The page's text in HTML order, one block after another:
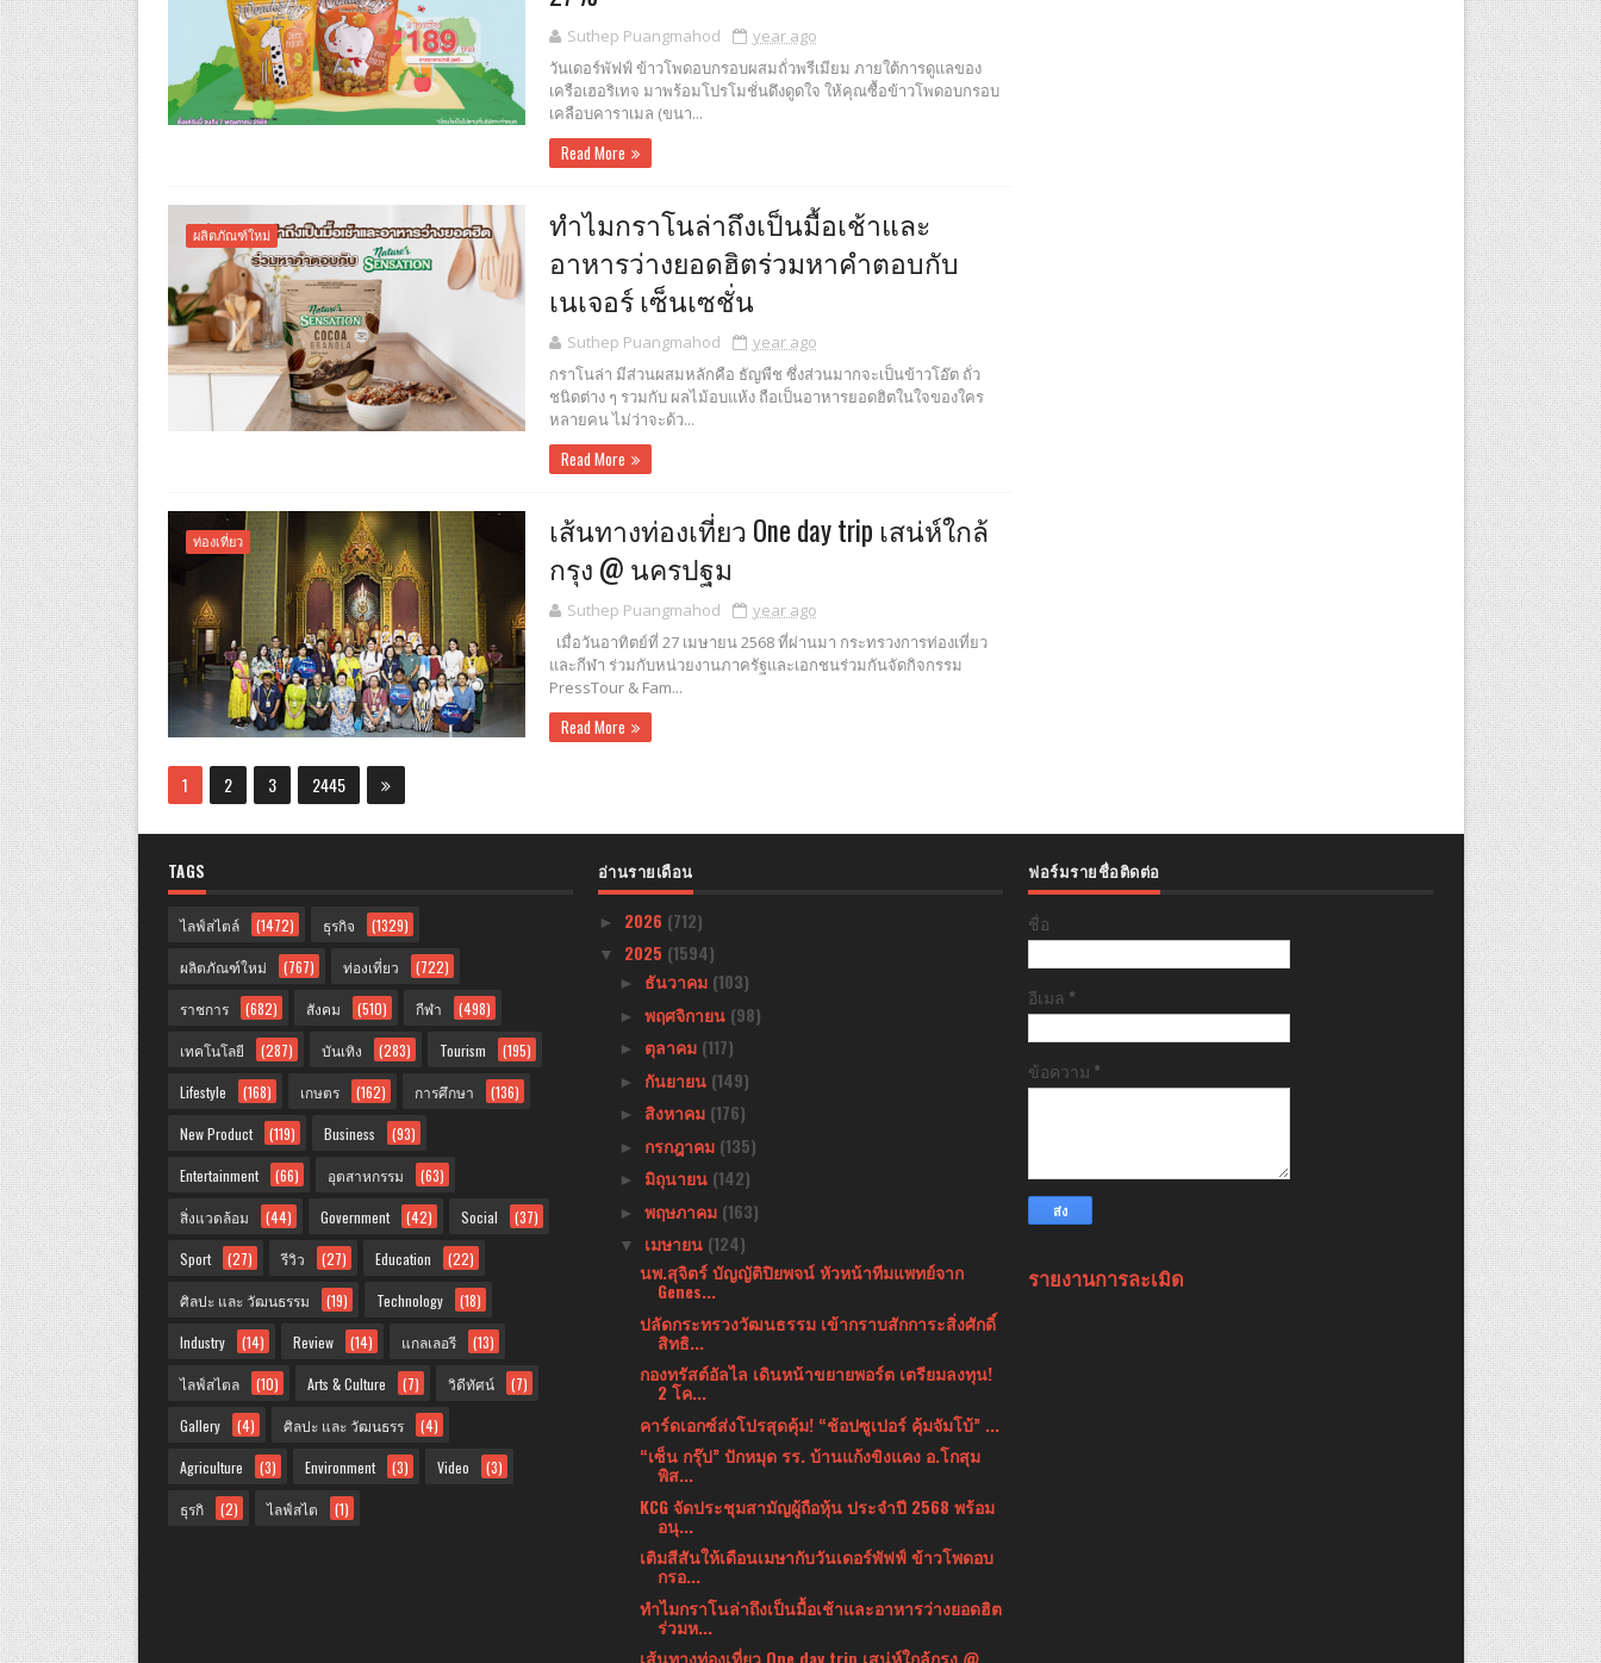
Suthep Puangmahod
year ago
วันเดอร์พัฟฟ์ ข้าวโพดอบกรอบผสมถั่วพรีเมียม ภายใต้การดูแลของ
เครือเฮอริเทจ มาพร้อมโปรโมชั่นดึงดูดใจ ให้คุณซื้อข้าวโพดอบกรอบ
เคลือบคาราเมล (ขนา...
Read More
ผลิตภัณฑ์ใหม่
ทำไมกราโนล่าถึงเป็นมื้อเช้าและ
อาหารว่างยอดฮิตร่วมหาคำตอบกับ
เนเจอร์ เซ็นเซชั่น
Suthep Puangmahod
year ago
กราโนล่า มีส่วนผสมหลักคือ ธัญพืช ซึ่งส่วนมากจะเป็นข้าวโอ๊ต ถั่ว
ชนิดต่าง ๆ รวมกับ ผลไม้อบแห้ง ถือเป็นอาหารยอดฮิตในใจของใคร
หลายคน ไม่ว่าจะด้ว...
Read More
ท่องเที่ยว
เส้นทางท่องเที่ยว One day trip เสน่ห์ใกล้
กรุง @ นครปฐม
Suthep Puangmahod
year ago
เมื่อวันอาทิตย์ที่ 27 เมษายน 2568 ที่ผ่านมา กระทรวงการท่องเที่ยว
และกีฬา ร่วมกับหน่วยงานภาครัฐและเอกชนร่วมกันจัดกิจกรรม
PressTour & Fam...
Read More
1 2 3 2445
TAGS
ไลฟ์สไตล์ (1472) ธุรกิจ (1329)
ผลิตภัณฑ์ใหม่ (767) ท่องเที่ยว (722)
ราชการ (682) สังคม (510) กีฬา (498)
เทคโนโลยี (287) บันเทิง (283) Tourism (195)
Lifestyle (168) เกษตร (162) การศึกษา (136)
New Product (119) Business (93)
Entertainment (66) อุตสาหกรรม (63)
สิ่งแวดล้อม (44) Government (42) Social (37)
Sport (27) รีวิว (27) Education (22)
ศิลปะ และ วัฒนธรรม (19) Technology (18)
Industry (14) Review (14) แกลเลอรี (13)
ไลฟ์สไตล (10) Arts & Culture (7) วิดีทัศน์ (7)
Gallery (4) ศิลปะ และ วัฒนธรร (4)
Agriculture (3) Environment (3) Video (3)
ธุรกิ (2) ไลฟ์สไต (1)
อ่านรายเดือน
► 2026 (712)
▼ 2025 (1594)
► ธันวาคม (103)
► พฤศจิกายน (98)
► ตุลาคม (117)
► กันยายน (149)
► สิงหาคม (176)
► กรกฎาคม (135)
► มิถุนายน (142)
► พฤษภาคม (163)
▼ เมษายน (124)
นพ.สุจิตร์ บัญญัติปิยพจน์ หัวหน้าทีมแพทย์จาก
Genes...
ปลัดกระทรวงวัฒนธรรม เข้ากราบสักการะสิ่งศักดิ์
สิทธิ...
กองทรัสต์อัลไล เดินหน้าขยายพอร์ต เตรียมลงทุน!
2 โค...
คาร์ดเอกซ์ส่งโปรสุดคุ้ม! “ช้อปซูเปอร์ คุ้มจัมโบ้” ...
“เซ็น กรุ๊ป” ปักหมุด รร. บ้านแก้งขิงแคง อ.โกสุม
พิส...
KCG จัดประชุมสามัญผู้ถือหุ้น ประจำปี 2568 พร้อม
อนุ...
เติมสีสันให้เดือนเมษากับวันเดอร์พัฟฟ์ ข้าวโพดอบ
กรอ...
ทำไมกราโนล่าถึงเป็นมื้อเช้าและอาหารว่างยอดฮิต
ร่วมห...
เส้นทางท่องเที่ยว One day trip เสน่ห์ใกล้กรุง @
ฟอร์มรายชื่อติดต่อ
ชื่อ
อีเมล *
ข้อความ *
รายงานการละเมิด